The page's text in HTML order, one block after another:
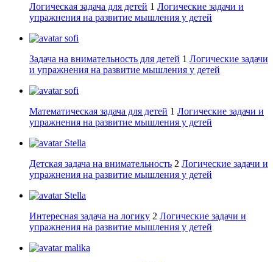
Логическая задача для детей 1 Логические задачи и
упражнения на развитие мышления у детей
sofi
Задача на внимательность для детей 1 Логические задачи
и упражнения на развитие мышления у детей
sofi
Математическая задача для детей 1 Логические задачи и
упражнения на развитие мышления у детей
Stella
Детская задача на внимательность 2 Логические задачи и
упражнения на развитие мышления у детей
Stella
Интересная задача на логику 2 Логические задачи и
упражнения на развитие мышления у детей
malika